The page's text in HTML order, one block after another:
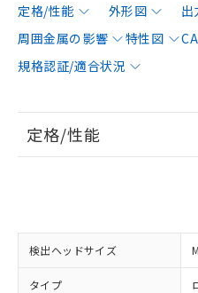
定格/性能 外形図 出
周囲金属の影響
特性図
規格認証/適合状況
定格/性能
検出ヘッドサイズ
タイプ